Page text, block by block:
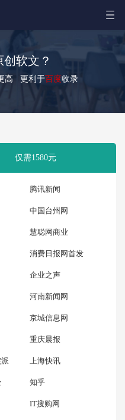
软文？
高 更利于百度收录
仅需1580元
腾讯新闻
中国台州网
慧聪网商业
消费日报网首发
企业之声
河南新闻网
京城信息网
重庆晨报
上海快讯
知乎
IT搜购网